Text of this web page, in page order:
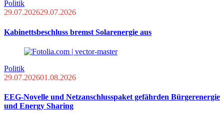
Politik
29.07.202629.07.2026
Kabinettsbeschluss bremst Solarenergie aus
Politik
29.07.202601.08.2026
EEG-Novelle und Netzanschlusspaket gefährden Bürgerenergie
und Energy Sharing